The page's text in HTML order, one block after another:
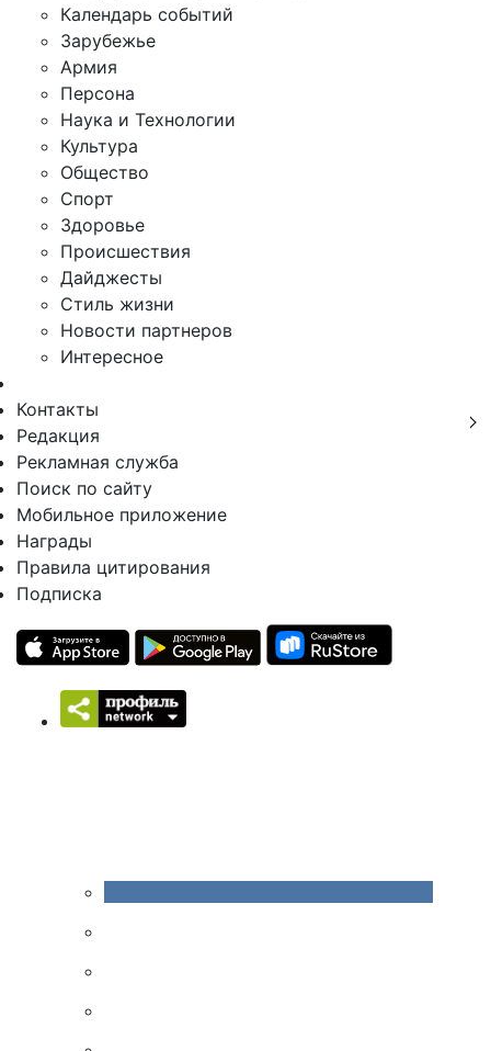
Календарь событий
Зарубежье
Армия
Персона
Наука и Технологии
Культура
Общество
Спорт
Здоровье
Происшествия
Дайджесты
Стиль жизни
Новости партнеров
Интересное
Контакты
Редакция
Рекламная служба
Поиск по сайту
Мобильное приложение
Награды
Правила цитирования
Подписка